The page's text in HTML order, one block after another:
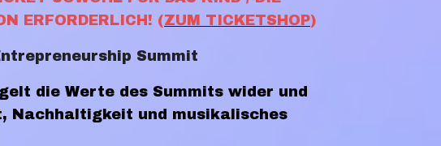
ERFORDERLICH! (ZUM TICKETSHOP)
Summit
die Werte des Summits wider und
und musikalisches